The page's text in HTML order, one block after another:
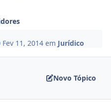
Fev 11, 2014 em Jurídico
Novo Tópico